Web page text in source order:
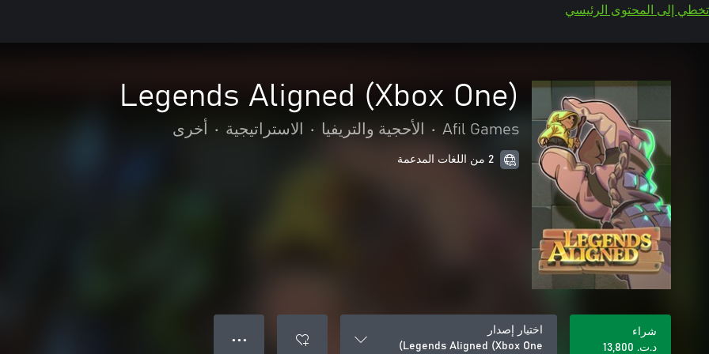
تخطي إلى المحتوى الرئيسي
Legends Aligned (Xbox One)
Afil Games
• الأحجية والتريفيا • الاستراتيجية • أخرى
2 من اللغات المدعمة
شراء
د.ت.‏ 13,800
اختيار إصدار
Legends Aligned (Xbox One)
● ● ●